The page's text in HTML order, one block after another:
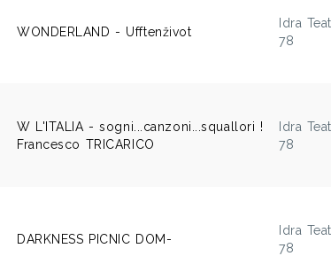
WONDERLAND - Ufftenživot
Idra
78
W L'ITALIA - sogni...canzoni...squallori !
Francesco TRICARICO
Idra
78
DARKNESS PICNIC DOM-
Idra
78